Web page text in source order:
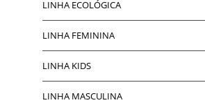
LINHA ECOLÓGICA
LINHA FEMININA
LINHA KIDS
LINHA MASCULINA